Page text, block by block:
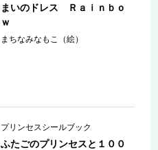
まいのドレス Ｒａｉｎｂｏ
ｗ
まちなみなもこ（絵）
プリンセスシールブック
ふたごのプリンセスと１００